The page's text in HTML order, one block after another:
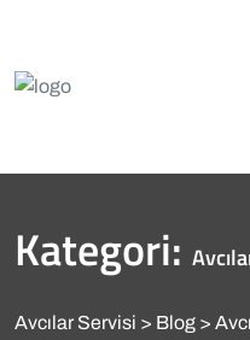
Kategori:
Avcılar Servisi Blog